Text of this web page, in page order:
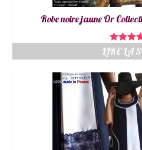
Robe noire jaune Or
Note
sur
LIRE LA